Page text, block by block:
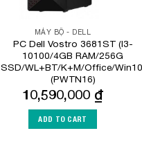
MÁY BỘ - DELL
PC Dell Vostro 3681ST (I3-
10100/4GB RAM/256G
SSD/WL+BT/K+M/Office/
(PWTN16)
10,590,000 ₫
ADD TO CART